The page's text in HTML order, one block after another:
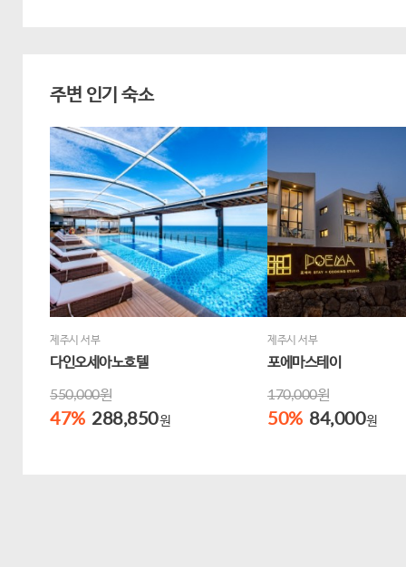
주변 인기 숙소
제주시 서부
다인오세아노호텔
550,000원
47% 288,850원
제주시 서부
포에마스테이
170,000원
50% 84,000원